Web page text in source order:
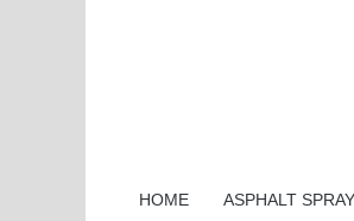
HOME ASPHALT